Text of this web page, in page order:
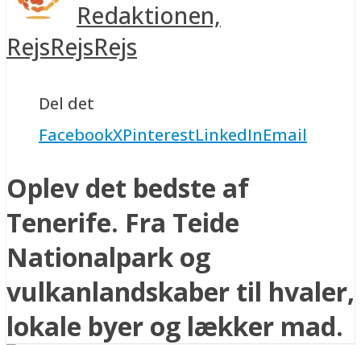
Redaktionen,
RejsRejsRejs
Del det
FacebookXPinterestLinkedInEmail
Oplev det bedste af
Tenerife. Fra Teide
Nationalpark og
vulkanlandskaber til hvaler,
lokale byer og lækker mad.